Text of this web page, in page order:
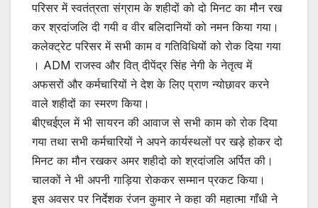
परिसर में स्वतंत्रता संग्राम के शहीदों को दो मिनट का मौन रख
कर श्रदांजलि दी गयी व वीर बलिदानियों को नमन किया गया।
कलेक्ट्रेट परिसर में सभी काम व गतिविधियों को रोक दिया गया
। ADM राजस्व और वित् दीपेंद्र सिंह नेगी के नेतृत्व में
अफसरों और कर्मचारियों ने देश के लिए प्राण न्योछावर करने
वाले शहीदों का स्मरण किया।
बीएचईएल में भी सायरन की आवाज से सभी काम को रोक दिया
गया तथा सभी कर्मचारियों ने अपने कार्यस्थलों पर खड़े होकर दो
मिनट का मौन रखकर अमर शहीदो को श्रदांजलि अर्पित की।
चालकों ने भी अपनी गाड़िया रोककर सम्मान प्रकट किया।
इस अवसर पर निर्देशक रंजन कुमार ने कहा की महात्मा गाँधी ने